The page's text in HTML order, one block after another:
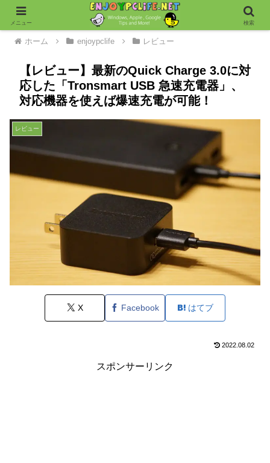
ホーム enjoypclife レビュー
【レビュー】最新のQuick Charge 3.0に対
応した「Tronsmart USB 急速充電器」、
対応機器を使えば爆速充電が可能！
レビュー
X Facebook はてブ
2022.08.02
スポンサーリンク
メニュー 検索